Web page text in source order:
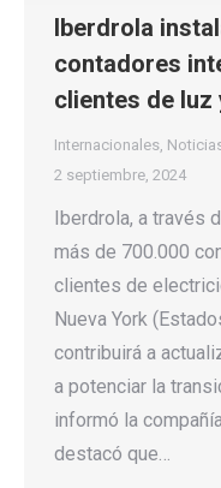
Iberdrola
contadores
clientes de luz
Internacionales,
2 septiembre, 2024
Iberdrola, a través
más de 700.000
clientes de
Nueva York
contribuirá a
a potenciar la
informó la
destacó que…